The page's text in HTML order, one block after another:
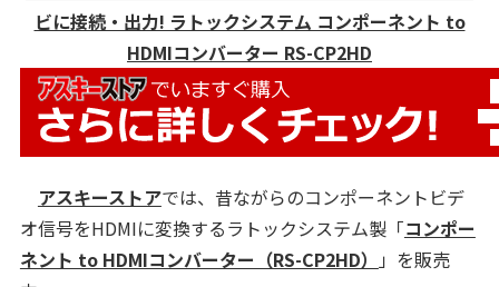
ビに接続・出力! ラトックシステム コンポーネント to
HDMIコンバーター RS-CP2HD
アスキーストアでは、昔ながらのコンポーネントビデ
オ信号をHDMIに変換するラトックシステム製「コンポー
ネント to HDMIコンバーター（RS-CP2HD）
」を販売